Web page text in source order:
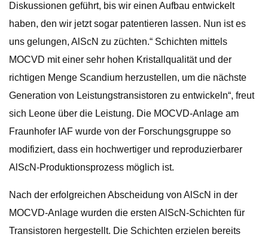
Diskussionen geführt, bis wir einen Aufbau entwickelt
haben, den wir jetzt sogar patentieren lassen. Nun ist es
uns gelungen, AlScN zu züchten.“ Schichten mittels
MOCVD mit einer sehr hohen Kristallqualität und der
richtigen Menge Scandium herzustellen, um die nächste
Generation von Leistungstransistoren zu entwickeln“, freut
sich Leone über die Leistung. Die MOCVD-Anlage am
Fraunhofer IAF wurde von der Forschungsgruppe so
modifiziert, dass ein hochwertiger und reproduzierbarer
AlScN-Produktionsprozess möglich ist.
Nach der erfolgreichen Abscheidung von AlScN in der
MOCVD-Anlage wurden die ersten AlScN-Schichten für
Transistoren hergestellt. Die Schichten erzielen bereits